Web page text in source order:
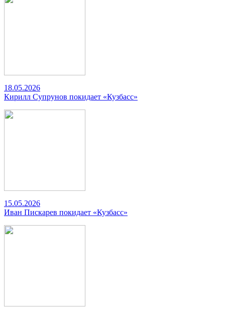
18.05.2026
Кирилл Супрунов покидает «Кузбасс»
15.05.2026
Иван Пискарев покидает «Кузбасс»